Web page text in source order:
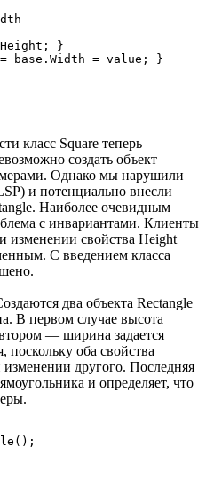
}
base.Width = value; }
класс Square теперь
создать объект
Однако мы нарушили
и потенциально внесли
Наиболее очевидным
с инвариантами. Клиенты
изменении свойства Height
С введением класса
два объекта Rectangle
В первом случае высота
— ширина задается
поскольку оба свойства
другого. Последняя
и определяет, что